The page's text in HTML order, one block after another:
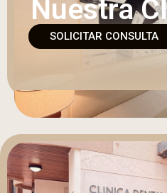
Nuestra
SOLICITAR CONSULTA